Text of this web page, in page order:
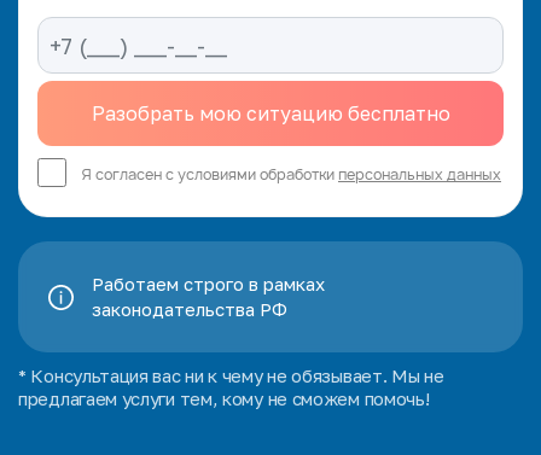
Я согласен с условиями обработки персональных данных
Работаем строго в рамках
законодательства РФ
* Консультация вас ни к чему не обязывает. Мы не
предлагаем услуги тем, кому не сможем помочь!